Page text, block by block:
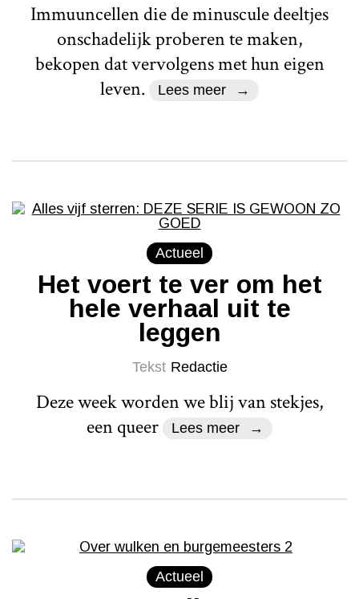
Immuuncellen die de minuscule deeltjes
onschadelijk proberen te maken,
bekopen dat vervolgens met hun eigen
leven.
Lees meer
Actueel
Het voert te ver om het
hele verhaal uit te
leggen
Tekst Redactie
Deze week worden we blij van stekjes,
een queer
Lees meer
Actueel